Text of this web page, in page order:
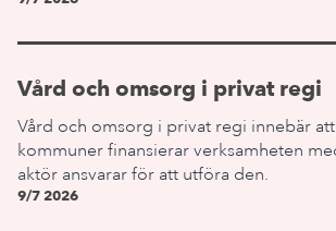
Vård och omsorg i privat regi
Vård och omsorg i privat regi innebär
kommuner finansierar verksamheten
aktör ansvarar för att utföra den.
9/7 2026